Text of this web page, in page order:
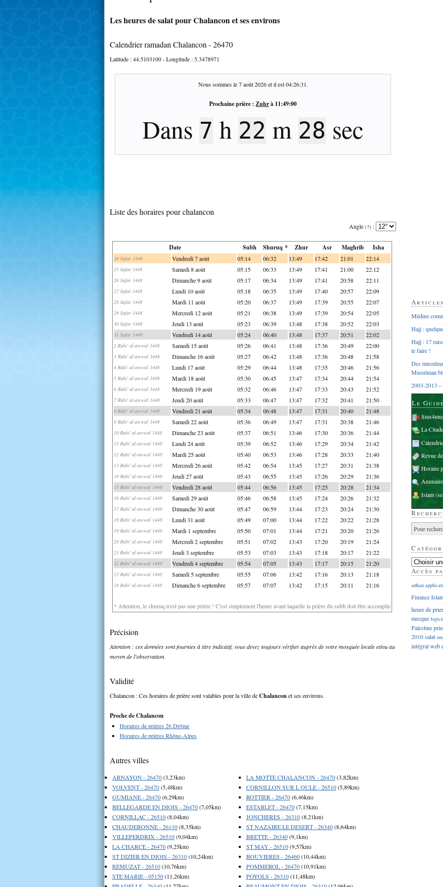
Les heures de salat pour Chalancon et ses environs
Calendrier ramadan Chalancon - 26470
Latitude :44.5103100- Longitude : 5.3478971
Nous sommes le7 août 2026et il est04:26:32.
Prochaine prière : Zuhrà 11:49:00
Dans 7 h 22 m 27 sec
Liste des horaires pour chalancon
Angle (?) :
Date Subh Shuruq * Zhur Asr Maghrib Isha
24 Safar 1448 Vendredi 7 août 05:14 06:32 13:49 17:42 21:01 22:14
25 Safar 1448 Samedi 8 août 05:15 06:33 13:49 17:41 21:00 22:12
26 Safar 1448 Dimanche 9 août 05:17 06:34 13:49 17:41 20:58 22:11
27 Safar 1448 Lundi 10 août 05:18 06:35 13:49 17:40 20:57 22:09
28 Safar 1448 Mardi 11 août 05:20 06:37 13:49 17:39 20:55 22:07
29 Safar 1448 Mercredi 12 août 05:21 06:38 13:49 17:39 20:54 22:05
30 Safar 1448 Jeudi 13 août 05:23 06:39 13:48 17:38 20:52 22:03
31 Safar 1448 Vendredi 14 août 05:24 06:40 13:48 17:37 20:51 22:02
2 Rabi' al-awwal 1448 Samedi 15 août 05:26 06:41 13:48 17:36 20:49 22:00
3 Rabi' al-awwal 1448 Dimanche 16 août 05:27 06:42 13:48 17:36 20:48 21:58
4 Rabi' al-awwal 1448 Lundi 17 août 05:29 06:44 13:48 17:35 20:46 21:56
5 Rabi' al-awwal 1448 Mardi 18 août 05:30 06:45 13:47 17:34 20:44 21:54
6 Rabi' al-awwal 1448 Mercredi 19 août 05:32 06:46 13:47 17:33 20:43 21:52
7 Rabi' al-awwal 1448 Jeudi 20 août 05:33 06:47 13:47 17:32 20:41 21:50
8 Rabi' al-awwal 1448 Vendredi 21 août 05:34 06:48 13:47 17:31 20:40 21:48
9 Rabi' al-awwal 1448 Samedi 22 août 05:36 06:49 13:47 17:31 20:38 21:46
10 Rabi' al-awwal 1448 Dimanche 23 août 05:37 06:51 13:46 17:30 20:36 21:44
11 Rabi' al-awwal 1448 Lundi 24 août 05:39 06:52 13:46 17:29 20:34 21:42
12 Rabi' al-awwal 1448 Mardi 25 août 05:40 06:53 13:46 17:28 20:33 21:40
13 Rabi' al-awwal 1448 Mercredi 26 août 05:42 06:54 13:45 17:27 20:31 21:38
14 Rabi' al-awwal 1448 Jeudi 27 août 05:43 06:55 13:45 17:26 20:29 21:36
15 Rabi' al-awwal 1448 Vendredi 28 août 05:44 06:56 13:45 17:25 20:28 21:34
16 Rabi' al-awwal 1448 Samedi 29 août 05:46 06:58 13:45 17:24 20:26 21:32
17 Rabi' al-awwal 1448 Dimanche 30 août 05:47 06:59 13:44 17:23 20:24 21:30
18 Rabi' al-awwal 1448 Lundi 31 août 05:49 07:00 13:44 17:22 20:22 21:28
19 Rabi' al-awwal 1448 Mardi 1 septembre 05:50 07:01 13:44 17:21 20:20 21:26
20 Rabi' al-awwal 1448 Mercredi 2 septembre 05:51 07:02 13:43 17:20 20:19 21:24
21 Rabi' al-awwal 1448 Jeudi 3 septembre 05:53 07:03 13:43 17:18 20:17 21:22
22 Rabi' al-awwal 1448 Vendredi 4 septembre 05:54 07:05 13:43 17:17 20:15 21:20
23 Rabi' al-awwal 1448 Samedi 5 septembre 05:55 07:06 13:42 17:16 20:13 21:18
24 Rabi' al-awwal 1448 Dimanche 6 septembre 05:57 07:07 13:42 17:15 20:11 21:16
* Attention, le shuruq n'est pas une prière ! C'est simplement l'heure avant laquelle la prière du subh doit être accomplie
Précision
Attention : ces données sont fournies à titre indicatif, vous devez toujours vérifier auprès de votre mosquée locale et/ou au
moyen de l'observation.
Validité
Chalancon : Ces horaires de prière sont valables pour la ville deChalanconet ses environs.
Proche de Chalancon
Horaires de prières 26 Drôme
Horaires de prières Rhône-Alpes
Autres villes
ARNAYON - 26470(3,23km)
VOLVENT - 26470(5,48km)
GUMIANE - 26470(6,29km)
BELLEGARDE EN DIOIS - 26470(7,05km)
CORNILLAC - 26510(8,04km)
CHAUDEBONNE - 26110(8,35km)
VILLEPERDRIX - 26510(9,04km)
LA CHARCE - 26470(9,25km)
ST DIZIER EN DIOIS - 26310(10,24km)
REMUZAT - 26510(10,76km)
STE MARIE - 05150(11,26km)
LA MOTTE CHALANCON - 26470(3,82km)
CORNILLON SUR L OULE - 26510(5,89km)
ROTTIER - 26470(6,46km)
ESTABLET - 26470(7,15km)
JONCHERES - 26310(8,21km)
ST NAZAIRE LE DESERT - 26340(8,64km)
BRETTE - 26340(9,1km)
ST MAY - 26510(9,57km)
BOUVIERES - 26460(10,44km)
POMMEROL - 26470(10,91km)
POYOLS - 26310(11,48km)
Médine
Hajj :
Hajj : 17
le faire !
Des
Musulman
2003-2013 –
Le
La
Revue
Horaire
Islam
Accès
adhan
Finance
heure de
mecque
Palestine
2010salat
intégralweb